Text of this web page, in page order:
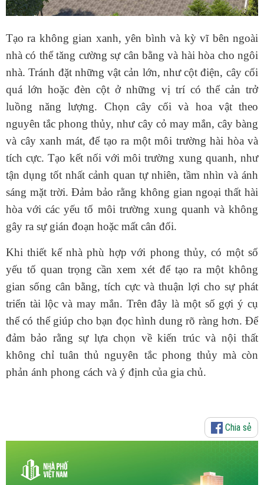
Tạo ra không gian xanh, yên bình và kỳ vĩ bên ngoài
nhà có thể tăng cường sự cân bằng và hài hòa cho ngôi
nhà. Tránh đặt những vật cản lớn, như cột điện, cây cối
quá lớn hoặc đèn cột ở những vị trí có thể cản trở
luồng năng lượng. Chọn cây cối và hoa vật theo
nguyên tắc phong thủy, như cây cỏ may mắn, cây bàng
và cây xanh mát, để tạo ra một môi trường hài hòa và
tích cực. Tạo kết nối với môi trường xung quanh, như
tận dụng tốt nhất cảnh quan tự nhiên, tầm nhìn và ánh
sáng mặt trời. Đảm bảo rằng không gian ngoại thất hài
hòa với các yếu tố môi trường xung quanh và không
gây ra sự gián đoạn hoặc mất cân đối.
Khi thiết kế nhà phù hợp với phong thủy, có một số
yếu tố quan trọng cần xem xét để tạo ra một không
gian sống cân bằng, tích cực và thuận lợi cho sự phát
triển tài lộc và may mắn. Trên đây là một số gợi ý cụ
thể có thể giúp cho bạn đọc hình dung rõ ràng hơn. Để
đảm bảo rằng sự lựa chọn về kiến trúc và nội thất
không chỉ tuân thủ nguyên tắc phong thủy mà còn
phản ánh phong cách và ý định của gia chủ.
Chia sẻ